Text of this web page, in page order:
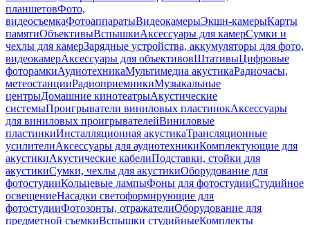
планшетовФото,
видеосъемкаФотоаппаратыВидеокамерыЭкшн-камерыКарты
памятиОбъективыВспышкиАксессуары для камерСумки и
чехлы для камерЗарядные устройства, аккумуляторы для фото,
видеокамерАксессуары для объективовШтативыЦифровые
фоторамкиАудиотехникаМультимедиа акустикаРадиочасы,
метеостанцииРадиоприемникиМузыкальные
центрыДомашние кинотеатрыАкустические
системыПроигрыватели виниловых пластинокАксессуары
для виниловых проигрывателейВиниловые
пластинкиИнсталляционная акустикаТрансляционные
усилителиАксессуары для аудиотехникиКомплектующие для
акустикиАкустические кабелиПодставки, стойки для
акустикиСумки, чехлы для акустикиОборудование для
фотостудииКольцевые лампыФоны для фотостудииСтудийное
освещениеНасадки светоформирующие для
фотостудииФотозонты, отражателиОборудование для
предметной съемкиВспышки студийныеКомплекты